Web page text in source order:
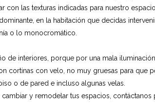
con las texturas indicadas para nuestro
en la habitación que decidas
o lo monocromático.
de interiores, porque por una mala
cortinas con velo, no muy gruesas para que
o de pared e incluso algunas velas.
y remodelar tus espacios, contáctanos